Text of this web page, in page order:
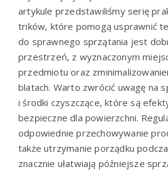
artykule przedstawiliśmy serię
trików, które pomogą usprawnić
do sprawnego sprzątania jest
przestrzeń, z wyznaczonym
przedmiotu oraz
blatach. Warto zwrócić uwagę na
i środki czyszczące, które są
bezpieczne dla powierzchni.
odpowiednie przechowywanie
także utrzymanie porządku
znacznie ułatwiają późniejsze